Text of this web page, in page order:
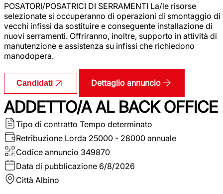
POSATORI/POSATRICI DI SERRAMENTI La/le risorse
selezionate si occuperanno di operazioni di smontaggio di
vecchi infissi da sostituire e conseguente installazione di
nuovi serramenti. Offriranno, inoltre, supporto in attività di
manutenzione e assistenza su infissi che richiedono
manodopera.
Candidati Dettaglio annuncio
ADDETTO/A AL BACK OFFICE
Tipo di contratto Tempo determinato
Retribuzione Lorda 25000 - 28000 annuale
Codice annuncio 349870
Data di pubblicazione 6/8/2026
Città Albino